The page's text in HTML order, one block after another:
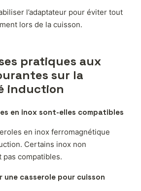
l’adaptateur pour éviter tout
lors de la cuisson.
pratiques aux
sur la
induction
en inox sont-elles compatibles
en inox ferromagnétique
Certains inox non
pas compatibles.
une casserole pour cuisson